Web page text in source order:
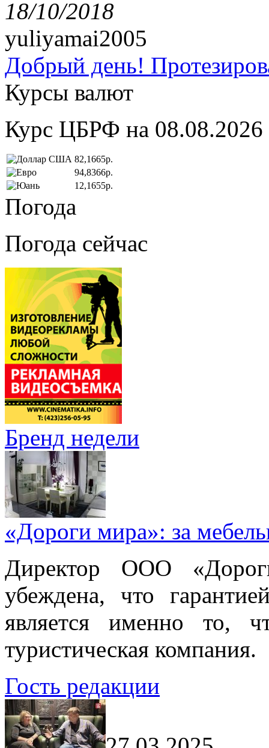
18/10/2018
yuliyamai2005
Добрый день!
Курсы валют
Курс ЦБРФ на 08.08.2026
82,1665р.
94,8366р.
12,1655р.
Погода
Погода сейчас
Бренд недели
«Дороги мира»: за
Директор ООО
убеждена, что
является именно то,
туристическая компания.
Гость редакции